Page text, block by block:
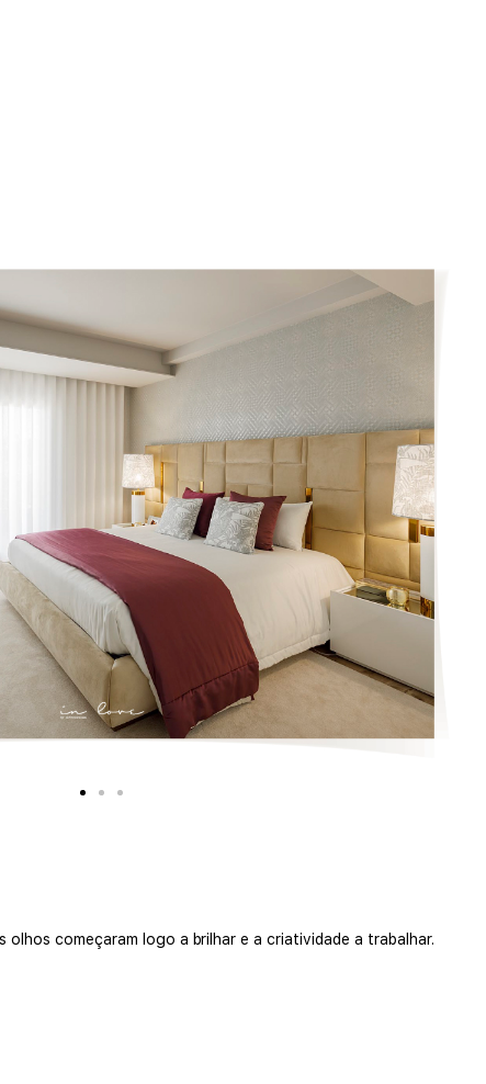
olhos começaram logo a brilhar e a criatividade a trabalhar.